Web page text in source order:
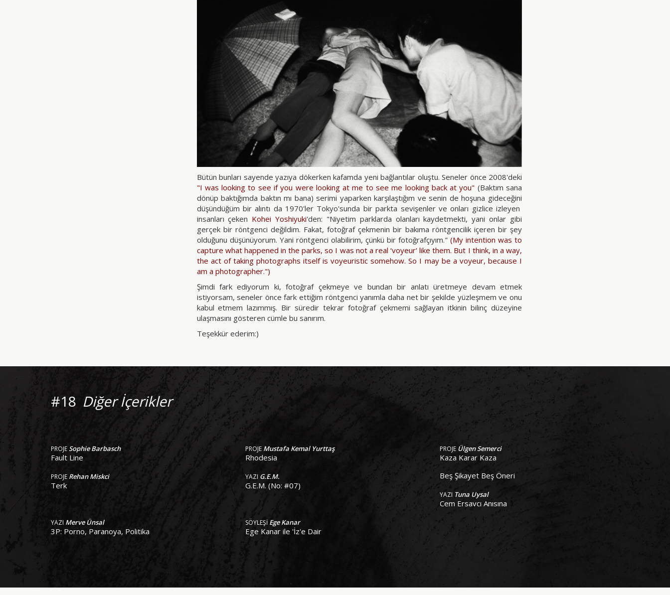
Bütün bunları sayende yazıya dökerken kafamda yeni bağlantılar oluştu. Seneler önce 2008'deki
"I was looking to see if you were looking at me to see me looking back at you" (Baktım sana
dönüp baktığımda baktın mı bana) serimi yaparken karşılaştığım ve senin de hoşuna gideceğini
düşündüğüm bir alıntı da 1970'ler Tokyo'sunda bir parkta sevişenler ve onları gizlice izleyen
insanları çeken Kohei Yoshiyuki'den: "Niyetim parklarda olanları kaydetmekti, yani onlar gibi
gerçek bir röntgenci değildim. Fakat, fotoğraf çekmenin bir bakıma röntgencilik içeren bir şey
olduğunu düşünüyorum. Yani röntgenci olabilirim, çünkü bir fotoğrafçıyım." (My intention was to
capture what happened in the parks, so I was not a real ‘voyeur' like them. But I think, in a way,
the act of taking photographs itself is voyeuristic somehow. So I may be a voyeur, because I
am a photographer.")
Şimdi fark ediyorum ki, fotoğraf çekmeye ve bundan bir anlatı üretmeye devam etmek
istiyorsam, seneler önce fark ettiğim röntgenci yanımla daha net bir şekilde yüzleşmem ve onu
kabul etmem lazımmış. Bir süredir tekrar fotoğraf çekmemi sağlayan itkinin bilinç düzeyine
ulaşmasını gösteren cümle bu sanırım.
Teşekkür ederim:)
#18 Diğer İçerikler
PROJESophie Barbasch
Fault Line
PROJE Mustafa Kemal Yurttaş
Rhodesia
PROJE Ülgen Semerci
Kaza Karar Kaza
PROJE Rehan Miskci
Terk
YAZI G.E.M.
G.E.M. (No: #07)
Beş Şikayet Beş Öneri
YAZI Tuna Uysal
Cem Ersavcı Anısına
YAZI Merve Ünsal
3P: Porno, Paranoya, Politika
SÖYLEŞİ Ege Kanar
Ege Kanar ile 'İz'e Dair